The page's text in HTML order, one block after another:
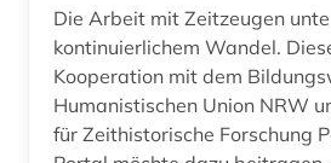
geschichte 1900-2000 (1)
geschichte 1945- (1)
geschichtswissenschaft (1)
Die Arbeit mit Zeitzeugen
kontinuierlichem Wandel.
Kooperation mit dem
Humanistischen Union NRW
für Zeithistorische Forschung